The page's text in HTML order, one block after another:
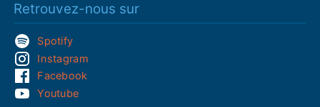
Retrouvez-nous sur
Spotify
Instagram
Facebook
Youtube